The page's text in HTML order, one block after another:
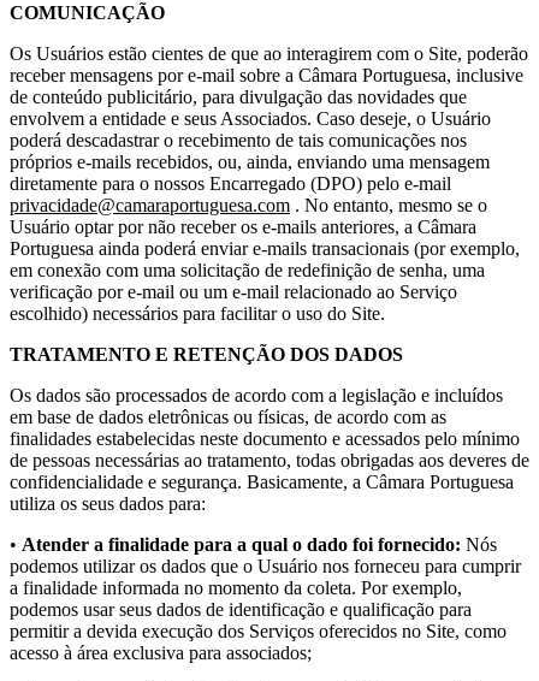
COMUNICAÇÃO
Os Usuários estão cientes de que ao interagirem com o Site, poderão
receber mensagens por e-mail sobre a Câmara Portuguesa, inclusive
de conteúdo publicitário, para divulgação das novidades que
envolvem a entidade e seus Associados. Caso deseje, o Usuário
poderá descadastrar o recebimento de tais comunicações nos
próprios e-mails recebidos, ou, ainda, enviando uma mensagem
diretamente para o nossos Encarregado (DPO) pelo e-mail
privacidade@camaraportuguesa.com . No entanto, mesmo se o
Usuário optar por não receber os e-mails anteriores, a Câmara
Portuguesa ainda poderá enviar e-mails transacionais (por exemplo,
em conexão com uma solicitação de redefinição de senha, uma
verificação por e-mail ou um e-mail relacionado ao Serviço
escolhido) necessários para facilitar o uso do Site.
TRATAMENTO E RETENÇÃO DOS DADOS
Os dados são processados de acordo com a legislação e incluídos
em base de dados eletrônicas ou físicas, de acordo com as
finalidades estabelecidas neste documento e acessados pelo mínimo
de pessoas necessárias ao tratamento, todas obrigadas aos deveres de
confidencialidade e segurança. Basicamente, a Câmara Portuguesa
utiliza os seus dados para:
• Atender a finalidade para a qual o dado foi fornecido: Nós
podemos utilizar os dados que o Usuário nos forneceu para cumprir
a finalidade informada no momento da coleta. Por exemplo,
podemos usar seus dados de identificação e qualificação para
permitir a devida execução dos Serviços oferecidos no Site, como
acesso à área exclusiva para associados;